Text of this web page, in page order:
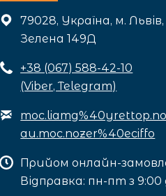
79028, Україна, м.
Зелена 149Д
+38 (067) 588-42-10
(Viber, Telegram)
au.moc.nozer%40eciffo
Прийом онлайн-
Відправка: пн-пт з 9:00